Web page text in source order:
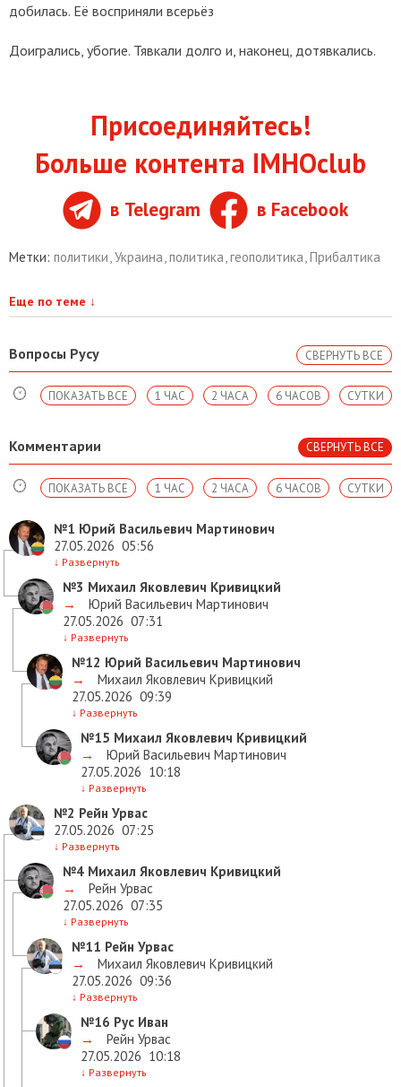
добилась. Её восприняли всерьёз
Доигрались, убогие. Тявкали долго и, наконец, дотявкались.
Присоединяйтесь!
Больше контента IMHOclub
в Telegram в Facebook
Метки: политики Украина политика геополитика Прибалтика
Еще по теме ↓
Вопросы Русу СВЕРНУТЬ ВСЕ
СУТКИ
6 ЧАСОВ
2 ЧАСА
1 ЧАС
ПОКАЗАТЬ ВСЕ
Комментарии СВЕРНУТЬ ВСЕ
СУТКИ
6 ЧАСОВ
2 ЧАСА
1 ЧАС
ПОКАЗАТЬ ВСЕ
№1 Юрий Васильевич Мартинович
27.05.2026 05:56
↓ Развернуть
№3 Михаил Яковлевич Кривицкий
→
Юрий Васильевич Мартинович
27.05.2026 07:31
↓ Развернуть
№12 Юрий Васильевич Мартинович
→
Михаил Яковлевич Кривицкий
27.05.2026 09:39
↓ Развернуть
№15 Михаил Яковлевич Кривицкий
→
Юрий Васильевич Мартинович
27.05.2026 10:18
↓ Развернуть
№2 Рейн Урвас
27.05.2026 07:25
↓ Развернуть
№4 Михаил Яковлевич Кривицкий
→
Рейн Урвас
27.05.2026 07:35
↓ Развернуть
№11 Рейн Урвас
→
Михаил Яковлевич Кривицкий
27.05.2026 09:36
↓ Развернуть
№16 Рус Иван
→
Рейн Урвас
27.05.2026 10:18
↓ Развернуть